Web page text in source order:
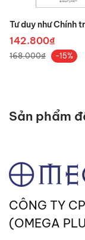
Tư duy như Chính
142.800₫
168.000₫ -15%
Sản phẩm
CÔNG TY
(OMEGA